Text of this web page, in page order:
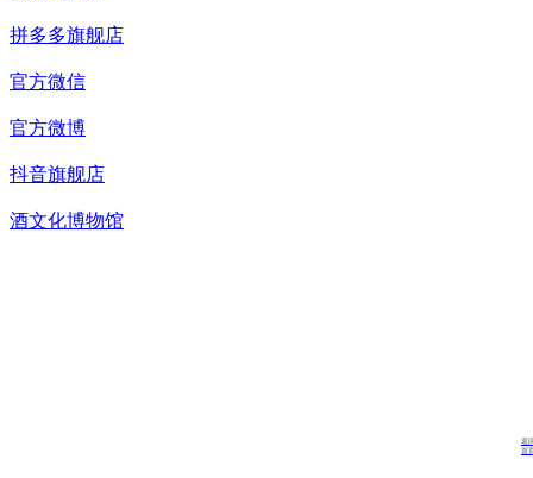
拼多多旗舰店
官方微信
官方微博
抖音旗舰店
酒文化博物馆
返
首